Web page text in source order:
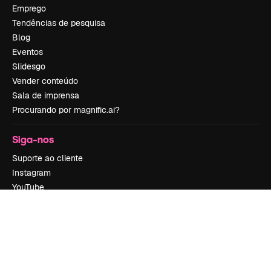
Emprego
Tendências de pesquisa
Blog
Eventos
Slidesgo
Vender conteúdo
Sala de imprensa
Procurando por magnific.ai?
Siga-nos
Suporte ao cliente
Instagram
YouTube